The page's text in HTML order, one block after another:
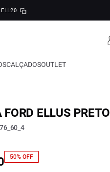
ELL20
CALÇADOSOUTLET
FORD ELLUS PRETO
50% OFF